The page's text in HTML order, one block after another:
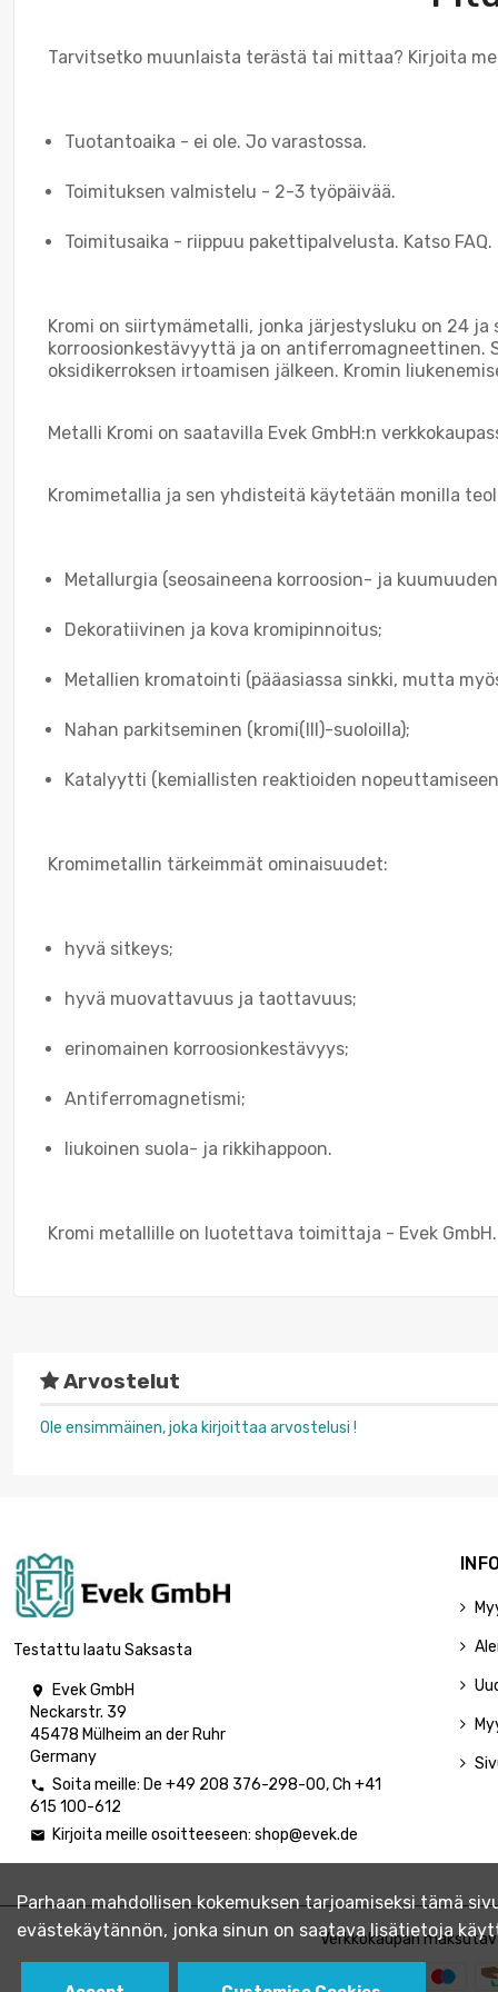
Tarvitsetko muunlaista terästä tai mittaa? Kirjoita
Tuotantoaika - ei ole. Jo varastossa.
Toimituksen valmistelu - 2-3 työpäivää.
Toimitusaika - riippuu pakettipalvelusta. Katso FAQ.
Kromi on siirtymämetalli, jonka järjestysluku on 24
korroosionkestävyyttä ja on antiferromagneettinen.
oksidikerroksen irtoamisen jälkeen. Kromin
Metalli Kromi on saatavilla Evek GmbH:n
Kromimetallia ja sen yhdisteitä käytetään monilla
Metallurgia (seosaineena korroosion- ja
Dekoratiivinen ja kova kromipinnoitus;
Metallien kromatointi (pääasiassa sinkki, mutta
Nahan parkitseminen (kromi(III)-suoloilla);
Katalyytti (kemiallisten reaktioiden
Kromimetallin tärkeimmät ominaisuudet:
hyvä sitkeys;
hyvä muovattavuus ja taottavuus;
erinomainen korroosionkestävyys;
Antiferromagnetismi;
liukoinen suola- ja rikkihappoon.
Kromi metallille on luotettava toimittaja - Evek
Arvostelut
Ole ensimmäinen, joka kirjoittaa arvostelusi !
Testattu laatu Saksasta

Evek GmbH
Neckarstr. 39
45478 Mülheim an der Ruhr
Germany
 Soita meille: De +49 208 376-298-00, Ch +41
615 100-612
 Kirjoita meille osoitteeseen: shop@evek.de
Verkkokaupan
Parhaan mahdollisen kokemuksen tarjoamiseksi tämä
evästekäytännön, jonka sinun on saatava lisätietoja